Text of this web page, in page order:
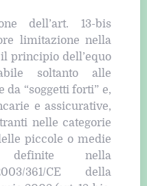
dell’art. 13-bis
limitazione nella
principio dell’equo
soltanto alle
“soggetti forti” e,
e assicurative,
nelle categorie
piccole o medie
nella
361/CE della